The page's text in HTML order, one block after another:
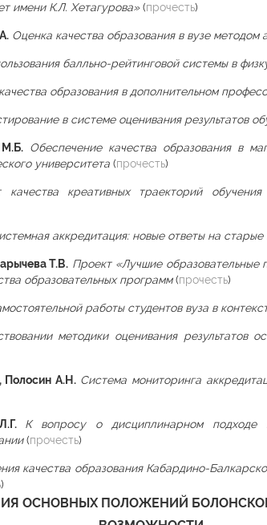
имени К.Л. Хетагурова»(прочесть)
Оценка качества образования в вузе методом
балльно-рейтинговой системы в
образования в дополнительном
в системе оценивания результатов
Обеспечение качества образования в
университета (прочесть)
качества креативных траекторий
аккредитация: новые ответы на
Т.В. Проект «Лучшие
образовательных программ(прочесть)
работы студентов вуза в
методики оценивания результатов
Полосин А.Н. Система мониторинга
К вопросу о дисциплинарном подходе
(прочесть)
качества образования Кабардино-
)
ОСНОВНЫХ ПОЛОЖЕНИЙ